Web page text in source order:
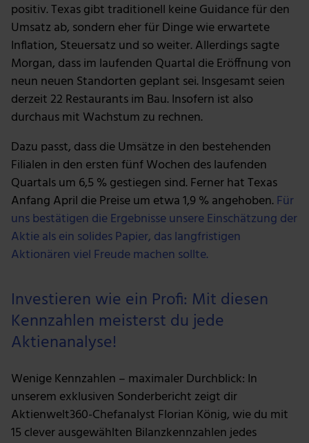
positiv. Texas gibt traditionell keine Guidance für den
Umsatz ab, sondern eher für Dinge wie erwartete
Inflation, Steuersatz und so weiter. Allerdings sagte
Morgan, dass im laufenden Quartal die Eröffnung von
neun neuen Standorten geplant sei. Insgesamt seien
derzeit 22 Restaurants im Bau. Insofern ist also
durchaus mit Wachstum zu rechnen.
Dazu passt, dass die Umsätze in den bestehenden
Filialen in den ersten fünf Wochen des laufenden
Quartals um 6,5 % gestiegen sind. Ferner hat Texas
Anfang April die Preise um etwa 1,9 % angehoben.Für
uns bestätigen die Ergebnisse unsere Einschätzung der
Aktie als ein solides Papier, das langfristigen
Aktionären viel Freude machen sollte.
Investieren wie ein Profi: Mit diesen
Kennzahlen meisterst du jede
Aktienanalyse!
Wenige Kennzahlen – maximaler Durchblick: In
unserem exklusiven Sonderbericht zeigt dir
Aktienwelt360-Chefanalyst Florian König, wie du mit
15 clever ausgewählten Bilanzkennzahlen jedes